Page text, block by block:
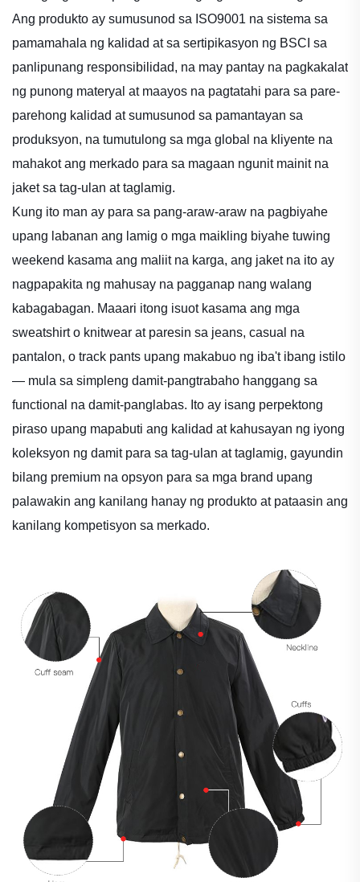
Ang produkto ay sumusunod sa ISO9001 na sistema sa
pamamahala ng kalidad at sa sertipikasyon ng BSCI sa
panlipunang responsibilidad, na may pantay na pagkakalat
ng punong materyal at maayos na pagtatahi para sa pare-
parehong kalidad at sumusunod sa pamantayan sa
produksyon, na tumutulong sa mga global na kliyente na
mahakot ang merkado para sa magaan ngunit mainit na
jaket sa tag-ulan at taglamig.
Kung ito man ay para sa pang-araw-araw na pagbiyahe
upang labanan ang lamig o mga maikling biyahe tuwing
weekend kasama ang maliit na karga, ang jaket na ito ay
nagpapakita ng mahusay na pagganap nang walang
kabagabagan. Maaari itong isuot kasama ang mga
sweatshirt o knitwear at paresin sa jeans, casual na
pantalon, o track pants upang makabuo ng iba't ibang istilo
— mula sa simpleng damit-pangtrabaho hanggang sa
functional na damit-panglabas. Ito ay isang perpektong
piraso upang mapabuti ang kalidad at kahusayan ng iyong
koleksyon ng damit para sa tag-ulan at taglamig, gayundin
bilang premium na opsyon para sa mga brand upang
palawakin ang kanilang hanay ng produkto at pataasin ang
kanilang kompetisyon sa merkado.